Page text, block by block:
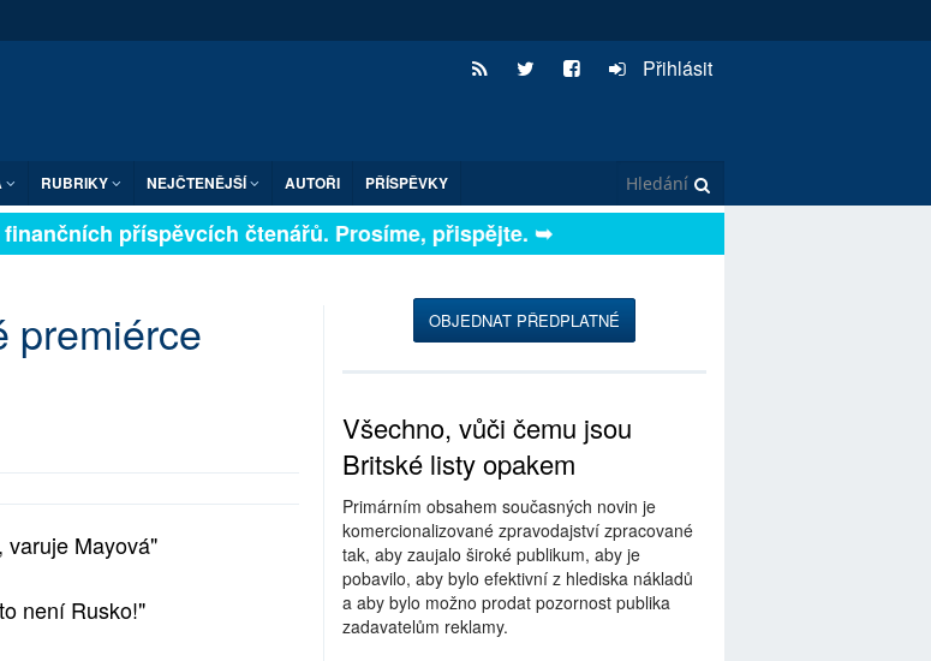
Přihlásit
RUBRIKY NEJČTENĚJŠÍ AUTOŘI PŘÍSPĚVKY
příspěvcích čtenářů. Prosíme, přispějte. ➥
premiérce
varuje Mayová"
není Rusko!"
OBJEDNAT PŘEDPLATNÉ
Všechno, vůči čemu jsou
Britské listy opakem
Primárním obsahem současných novin je
komercionalizované zpravodajství zpracované
tak, aby zaujalo široké publikum, aby je
pobavilo, aby bylo efektivní z hlediska nákladů
a aby bylo možno prodat pozornost publika
zadavatelům reklamy.